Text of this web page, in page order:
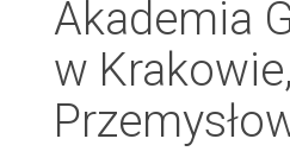
Akademia
w